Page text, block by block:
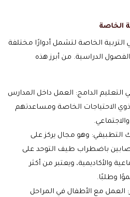
الخاصة
الخاصة لتشمل أدوارًا مختلفة
الدراسية. من أبرز هذه
الدامج: العمل داخل المدارس
ذوي الاحتياجات الخاصة ومساعدتهم
التطبيقي: وهو مجال يركز على
باضطراب طيف التوحد على
والأكاديمية، ويعتبر من أكثر
وطلبًا.
العمل مع الأطفال في المراحل